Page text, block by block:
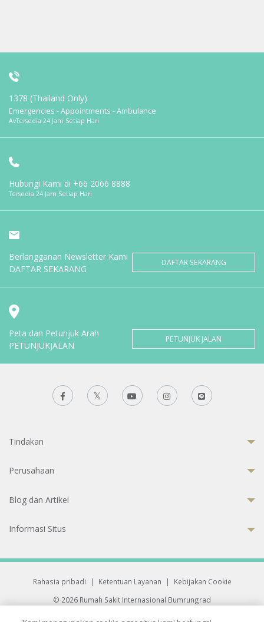
1378 (Thailand Only)
Emergencies - Appointments - Ambulance
AvTersedia 24 Jam Setiap Hari
Hubungi Kami di +66 2066 8888
Tersedia 24 Jam Setiap Hari
Berlangganan Newsletter Kami
DAFTAR SEKARANG
DAFTAR SEKARANG
Peta dan Petunjuk Arah
PETUNJUKJALAN
PETUNJUK JALAN
Tindakan
Perusahaan
Blog dan Artikel
Informasi Situs
Rahasia pribadi | Ketentuan Layanan |
Kebijakan Cookie
© 2026 Rumah Sakit Internasional Bumrungrad